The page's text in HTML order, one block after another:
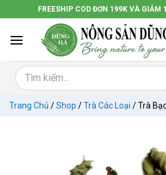
đến
dung
FREESHIP COD ĐƠN 199K VÀ GIẢM
Trang Chủ /Shop /Trà Các Loại /Trà